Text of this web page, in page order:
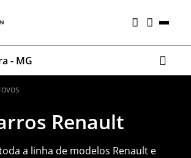
- MG
Renault
a linha de modelos Renault e